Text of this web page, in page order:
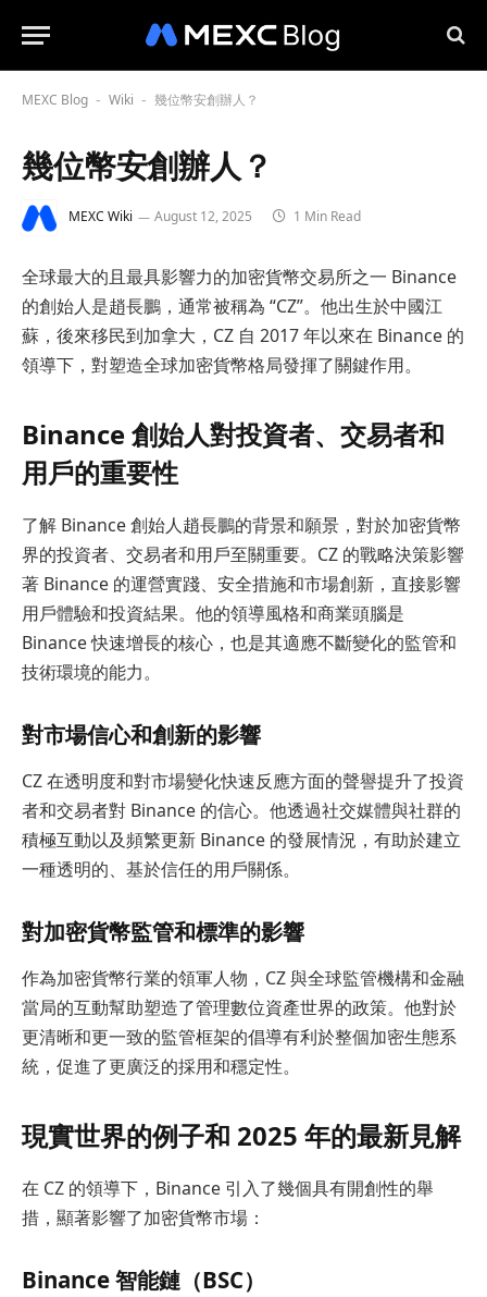
MEXC Blog - Wiki - 幾位幣安創辦人？
幾位幣安創辦人？
MEXC Wiki August 12, 2025 1 Min Read
全球最大的且最具影響力的加密貨幣交易所之一 Binance
的創始人是趙長鵬，通常被稱為 “CZ”。他出生於中國江
蘇，後來移民到加拿大，CZ 自 2017 年以來在 Binance 的
領導下，對塑造全球加密貨幣格局發揮了關鍵作用。
Binance 創始人對投資者、交易者和
用戶的重要性
了解 Binance 創始人趙長鵬的背景和願景，對於加密貨幣
界的投資者、交易者和用戶至關重要。CZ 的戰略決策影響
著 Binance 的運營實踐、安全措施和市場創新，直接影響
用戶體驗和投資結果。他的領導風格和商業頭腦是
Binance 快速增長的核心，也是其適應不斷變化的監管和
技術環境的能力。
對市場信心和創新的影響
CZ 在透明度和對市場變化快速反應方面的聲譽提升了投資
者和交易者對 Binance 的信心。他透過社交媒體與社群的
積極互動以及頻繁更新 Binance 的發展情況，有助於建立
一種透明的、基於信任的用戶關係。
對加密貨幣監管和標準的影響
作為加密貨幣行業的領軍人物，CZ 與全球監管機構和金融
當局的互動幫助塑造了管理數位資產世界的政策。他對於
更清晰和更一致的監管框架的倡導有利於整個加密生態系
統，促進了更廣泛的採用和穩定性。
現實世界的例子和 2025 年的最新見解
在 CZ 的領導下，Binance 引入了幾個具有開創性的舉
措，顯著影響了加密貨幣市場：
Binance 智能鏈（BSC）